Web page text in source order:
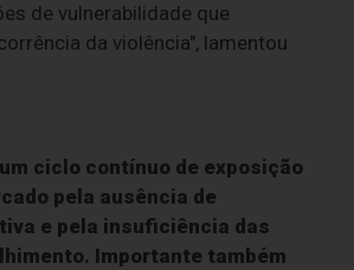
de vulnerabilidade que
da violência", lamentou
ciclo contínuo de exposição
pela ausência de
e pela insuficiência das
Importante também